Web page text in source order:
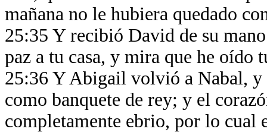
mañana no le hubiera quedado
25:35 Y recibió David de su
paz a tu casa, y mira que he oído
25:36 Y Abigail volvió a Nabal, y
como banquete de rey; y el
completamente ebrio, por lo cual